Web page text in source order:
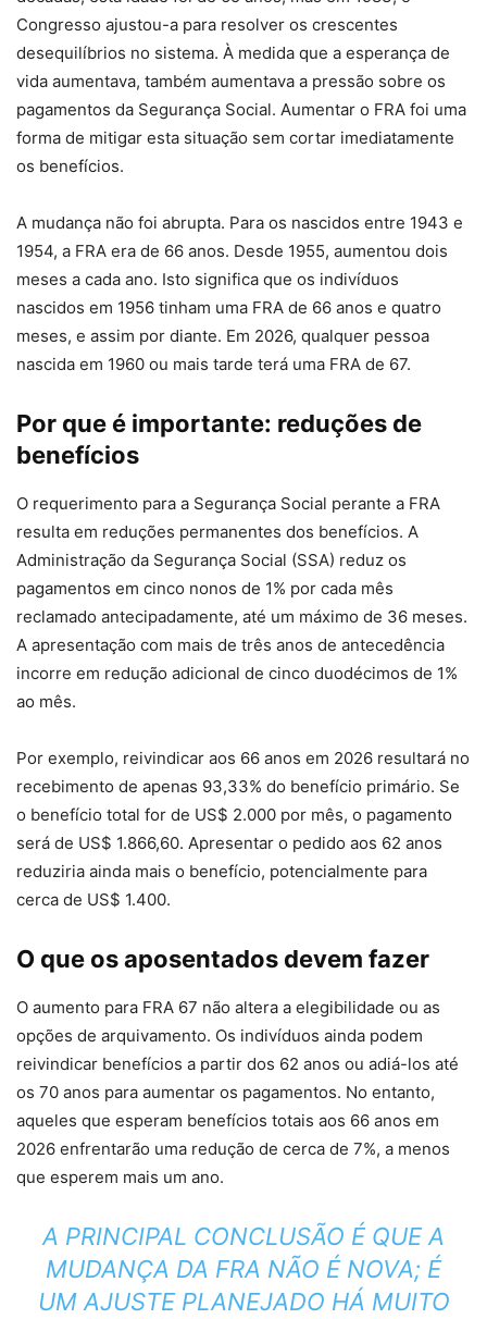
Congresso ajustou-a para resolver os crescentes
desequilíbrios no sistema. À medida que a esperança de
vida aumentava, também aumentava a pressão sobre os
pagamentos da Segurança Social. Aumentar o FRA foi uma
forma de mitigar esta situação sem cortar imediatamente
os benefícios.
A mudança não foi abrupta. Para os nascidos entre 1943 e
1954, a FRA era de 66 anos. Desde 1955, aumentou dois
meses a cada ano. Isto significa que os indivíduos
nascidos em 1956 tinham uma FRA de 66 anos e quatro
meses, e assim por diante. Em 2026, qualquer pessoa
nascida em 1960 ou mais tarde terá uma FRA de 67.
Por que é importante: reduções de
benefícios
O requerimento para a Segurança Social perante a FRA
resulta em reduções permanentes dos benefícios. A
Administração da Segurança Social (SSA) reduz os
pagamentos em cinco nonos de 1% por cada mês
reclamado antecipadamente, até um máximo de 36 meses.
A apresentação com mais de três anos de antecedência
incorre em redução adicional de cinco duodécimos de 1%
ao mês.
Por exemplo, reivindicar aos 66 anos em 2026 resultará no
recebimento de apenas 93,33% do benefício primário. Se
o benefício total for de US$ 2.000 por mês, o pagamento
será de US$ 1.866,60. Apresentar o pedido aos 62 anos
reduziria ainda mais o benefício, potencialmente para
cerca de US$ 1.400.
O que os aposentados devem fazer
O aumento para FRA 67 não altera a elegibilidade ou as
opções de arquivamento. Os indivíduos ainda podem
reivindicar benefícios a partir dos 62 anos ou adiá-los até
os 70 anos para aumentar os pagamentos. No entanto,
aqueles que esperam benefícios totais aos 66 anos em
2026 enfrentarão uma redução de cerca de 7%, a menos
que esperem mais um ano.
A PRINCIPAL CONCLUSÃO É QUE A
MUDANÇA DA FRA NÃO É NOVA; É
UM AJUSTE PLANEJADO HÁ MUITO